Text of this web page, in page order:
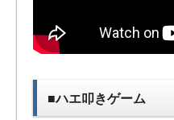
■ハエ叩きゲーム